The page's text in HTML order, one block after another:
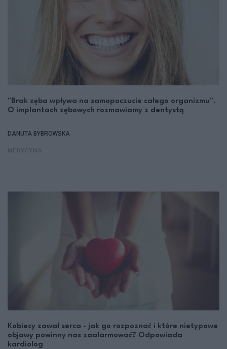
"Brak zęba wpływa na samopoczucie całego organizmu".
O implantach zębowych rozmawiamy z dentystą
DANUTA BYBROWSKA
Kobiecy zawał serca - jak go rozpoznać i które nietypowe
objawy powinny nas zaalarmować? Odpowiada
kardiolog